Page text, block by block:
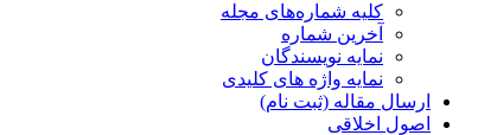
کلیه شماره‌های مجله
آخرین شماره
نمایه نویسندگان
نمایه واژه های کلیدی
ارسال مقاله (ثبت نام)
اصول اخلاقی